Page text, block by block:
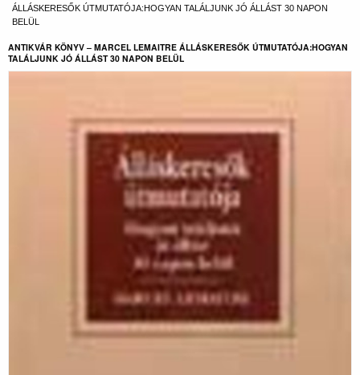
CURRENT:
ÁLLÁSKERESŐK ÚTMUTATÓJA:HOGYAN TALÁLJUNK JÓ ÁLLÁST 30 NAPON
BELÜL
ANTIKVÁR KÖNYV – MARCEL LEMAITRE ÁLLÁSKERESŐK ÚTMUTATÓJA:HOGYAN
TALÁLJUNK JÓ ÁLLÁST 30 NAPON BELÜL